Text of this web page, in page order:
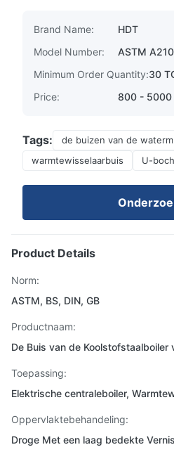
Brand Name:
HDT
Model Number:
ASTM A210
Minimum Order Quantity:30
Price:
800 - 5000
Tags:
de buizen van de
warmtewisselaarbuis
U-
Product Details
Norm:
ASTM, BS, DIN, GB
Productnaam:
De Buis van de Koolstofstaalboiler
Toepassing:
Elektrische centraleboiler,
Oppervlaktebehandeling:
Droge Met een laag bedekte Vernis